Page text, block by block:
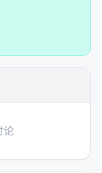
（perhaps,
）、句
态、括号插入
果我是你，
论